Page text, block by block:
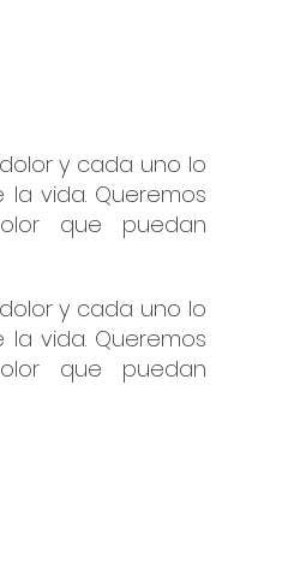
y cada uno lo
vida. Queremos
que puedan
y cada uno lo
vida. Queremos
que puedan